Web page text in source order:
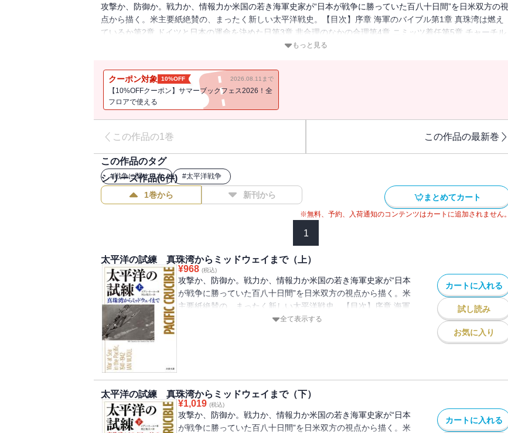
攻撃か、防御か。戦力か、情報力か米国の若き海軍史家が“日本が戦争に勝っていた百八十日間”を日米双方の視
点から描く。米主要紙絶賛の、まったく新しい太平洋戦史。【目次】序章 海軍のバイブル第1章 真珠湾は燃え
ているか第2章 ドイツと日本の運命を決めた日第3章 非合理のなかの合理第4章 ニミッツ着任第5章 チャーチル
もっと見る
クーポン対象 10%OFF 2026.08.11まで
【10%OFFクーポン】サマーブックフェス2026！全
フロアで使える
この作品の1巻 この作品の最新巻
この作品のタグ
#戦争に関する本 #太平洋戦争
シリーズ作品(6件)
1巻から 新刊から まとめてカート
※無料、予約、入荷通知のコンテンツはカートに追加されません。
1
太平洋の試練 真珠湾からミッドウェイまで（上）
¥968 (税込)
攻撃か、防御か。戦力か、情報力か米国の若き海軍史家が“日本
が戦争に勝っていた百八十日間”を日米双方の視点から描く。米
主要紙絶賛の、まったく新しい太平洋戦史。【目次】序章 海軍
のバイブル第1章 真珠湾は燃えているか第2章 ドイツと日本の運
全て表示する
カートに入れる
試し読み
お気に入り
太平洋の試練 真珠湾からミッドウェイまで（下）
¥1,019 (税込)
攻撃か、防御か。戦力か、情報力か米国の若き海軍史家が“日本
が戦争に勝っていた百八十日間”を日米双方の視点から描く。米
カートに入れる